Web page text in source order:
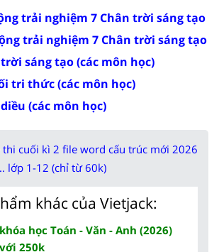
trải nghiệm 7 Chân trời sáng tạo
trải nghiệm 7 Chân trời sáng tạo
sáng tạo (các môn học)
tri thức (các môn học)
(các môn học)
cuối kì 2 file word cấu trúc mới 2026
lớp 1-12 (chỉ từ 60k)
khác của Vietjack:
học Toán - Văn - Anh (2026)
250k